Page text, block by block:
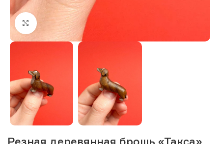
Нажмите, чтобы увеличить изображение